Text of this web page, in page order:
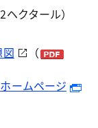
ヘクタール）
（
ームページ